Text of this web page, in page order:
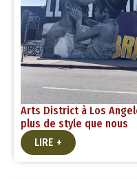
Arts District à Los
plus de style que nous
LIRE +